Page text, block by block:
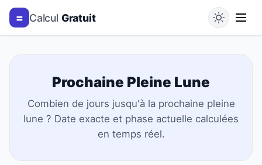
= Calcul Gratuit
Prochaine Pleine Lune
Combien de jours jusqu'à la prochaine pleine
lune ? Date exacte et phase actuelle calculées
en temps réel.